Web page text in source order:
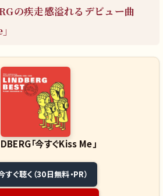
の疾走感溢れるデビュー曲
「今すぐKiss Me」
ぐ聴く（30日無料・PR）